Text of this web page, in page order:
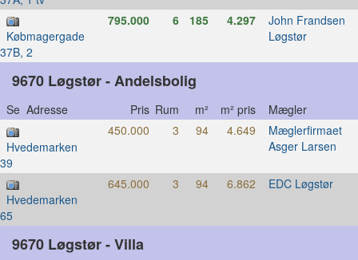
Købmagergade
37B, 2
795.000 6 185 4.297 John Frandsen
Løgstør
9670 Løgstør - Andelsbolig
Se Adresse Pris Rum m² m² pris Mægler
Hvedemarken
39
450.000 3 94 4.649 Mæglerfirmaet
Asger Larsen
Hvedemarken
65
645.000 3 94 6.862 EDC Løgstør
9670 Løgstør - Villa